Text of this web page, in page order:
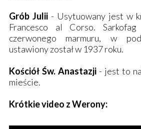
Grób Julii - Usytuowany jest w
Francesco al Corso.
czerwonego marmuru, w
ustawiony został w 1937 roku.
Kościół Św. Anastazji - jest to
mieście.
Krótkie video z Werony: